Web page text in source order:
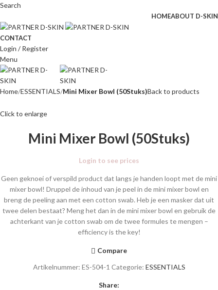
Search
HOMEABOUT D-SKIN
CONTACT
Login / Register
Menu
Home ESSENTIALS Mini Mixer Bowl (50Stuks)Back to products
Click to enlarge
Mini Mixer Bowl (50Stuks)
Login to see prices
Geen geknoei of verspild product dat langs je handen loopt met de mini
mixer bowl! Druppel de inhoud van je peel in de mini mixer bowl en
breng de peeling aan met een cotton swab. Heb je een masker dat uit
twee delen bestaat? Meng het dan in de mini mixer bowl en gebruik de
achterkant van je cotton swab om de twee formules te mengen –
efficiency is the key!
Compare
Artikelnummer: ES-504-1 Categorie: ESSENTIALS
Share: